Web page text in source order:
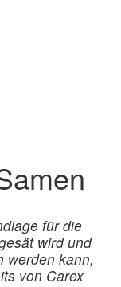
für die
wird und
werden kann,
von Carex